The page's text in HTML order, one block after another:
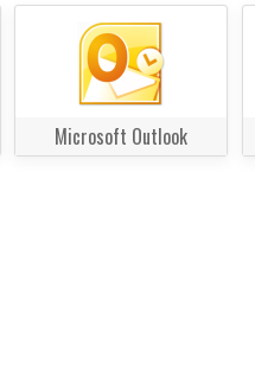
Microsoft Outlook